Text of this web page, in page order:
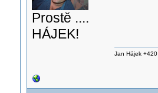
Prostě ....
HÁJEK!
Jan Hájek